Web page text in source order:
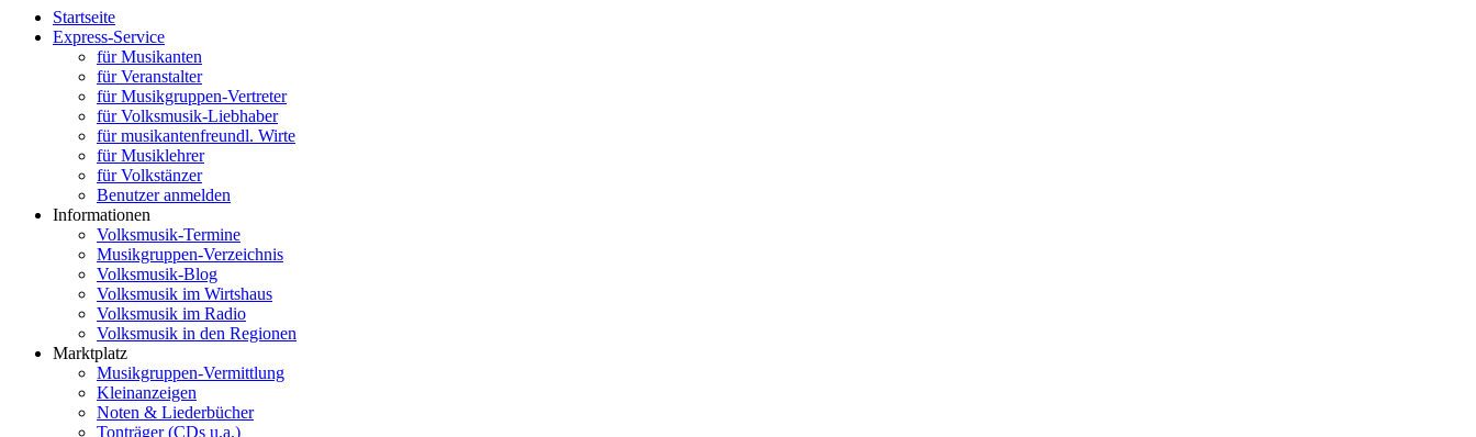
Startseite
Express-Service
für Musikanten
für Veranstalter
für Musikgruppen-Vertreter
für Volksmusik-Liebhaber
für musikantenfreundl. Wirte
für Musiklehrer
für Volkstänzer
Benutzer anmelden
Informationen
Volksmusik-Termine
Musikgruppen-Verzeichnis
Volksmusik-Blog
Volksmusik im Wirtshaus
Volksmusik im Radio
Volksmusik in den Regionen
Marktplatz
Musikgruppen-Vermittlung
Kleinanzeigen
Noten & Liederbücher
Tonträger (CDs u.a.)